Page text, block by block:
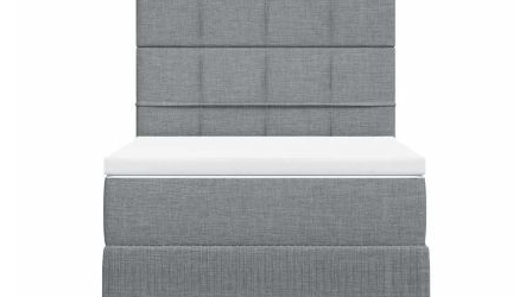
Когато плащате с NewPay, всъщност NewPay плаща
поръчката Ви вместо Вас. Вие я получавате и
Отложено до 30 дни от момента на изпращане на
поръчката без оскъпяване. За покупки на стойност до
400 лв. / €204,52
Плащане на 4 вноски. Заплащате 20% от стойността на
поръчката си на момента с карта. Останалата сума се
разделя на 3 равни месечни вноски без оскъпяване. За
покупки на стойност до 1000 лв. / €511.31
Плащане на 6 вноски. Стойността на поръчката се
разпределя в 6 равни месечни вноски с оскъпяване. За
покупки на стойност до 2000 лв. / €1022.61